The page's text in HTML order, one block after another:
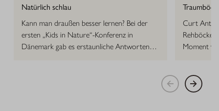
Natürlich schlau
Kann man draußen besser lernen? Bei der
ersten „Kids in Nature“-Konferenz in
Dänemark gab es erstaunliche Antworten
Curt Anton
Rehböcke,
Moment